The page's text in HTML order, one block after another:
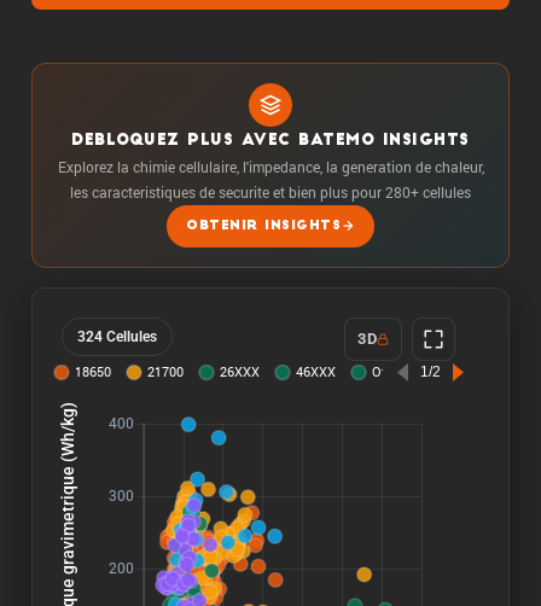
DEBLOQUEZ PLUS AVEC BATEMO INSIGHTS
Explorez la chimie cellulaire, l'impedance, la generation de chaleur,
les caracteristiques de securite et bien plus pour 280+ cellules
OBTENIR INSIGHTS
324 Cellules 3D